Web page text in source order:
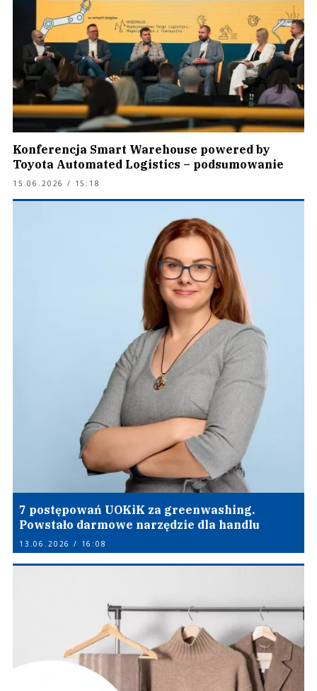
Konferencja Smart Warehouse powered by
Toyota Automated Logistics – podsumowanie
15.06.2026 / 15:18
7 postępowań UOKiK za greenwashing.
Powstało darmowe narzędzie dla handlu
13.06.2026 / 16:08